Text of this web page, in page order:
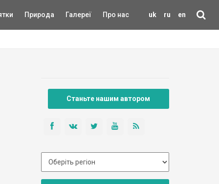
uk ru en
Природа Галереї Про нас
Станьте нашим автором